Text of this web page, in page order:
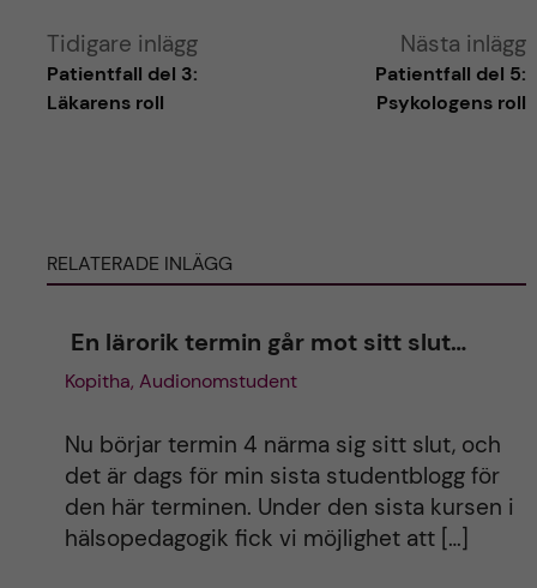
A
r
Tidigare inlägg
Patientfall del 3:
Läkarens roll
Nästa inlägg
Patientfall del 5:
Psykologens roll
RELATERADE INLÄGG
En lärorik termin går mot sitt slut…
Kopitha, Audionomstudent
Nu börjar termin 4 närma sig sitt slut, och
det är dags för min sista studentblogg för
den här terminen. Under den sista kursen i
hälsopedagogik fick vi möjlighet att […]